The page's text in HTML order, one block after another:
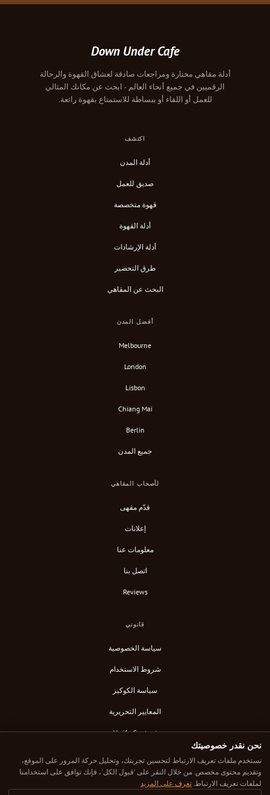
Down Under Cafe
أدلة مقاهي مختارة ومراجعات صادقة لعشاق القهوة والرحالة
الرقميين في جميع أنحاء العالم - ابحث عن مكانك المثالي
للعمل أو اللقاء أو ببساطة للاستمتاع بقهوة رائعة.
اكتشف
أدلة المدن
صديق للعمل
قهوة متخصصة
أدلة القهوة
أدلة الإرشادات
طرق التحضير
البحث عن المقاهي
أفضل المدن
Melbourne
London
Lisbon
Chiang Mai
Berlin
جميع المدن
لأصحاب المقاهي
قدّم مقهى
إعلانات
معلومات عنا
اتصل بنا
Reviews
قانوني
سياسة الخصوصية
شروط الاستخدام
سياسة الكوكيز
المعايير التحريرية
Verify Content
نحن نقدر خصوصيتك
نستخدم ملفات تعريف الارتباط لتحسين تجربتك، وتحليل حركة المرور على الموقع،
وتقديم محتوى مخصص. من خلال النقر على 'قبول الكل'، فإنك توافق على استخدامنا
لملفات تعريف الارتباط. تعرف على المزيد